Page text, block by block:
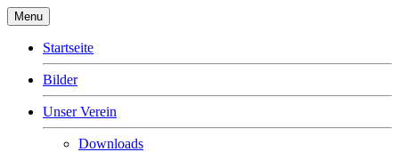
Menu
Startseite
Bilder
Unser Verein
Downloads